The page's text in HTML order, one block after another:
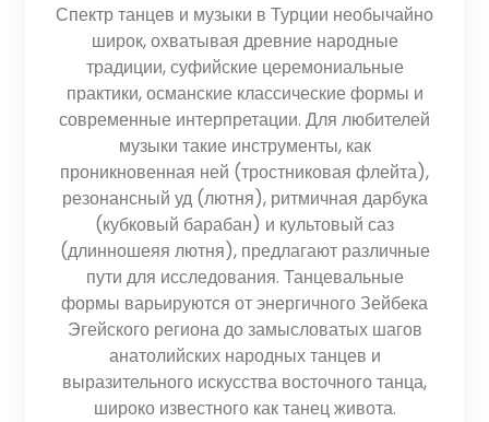
Спектр танцев и музыки в Турции необычайно
широк, охватывая древние народные
традиции, суфийские церемониальные
практики, османские классические формы и
современные интерпретации. Для любителей
музыки такие инструменты, как
проникновенная ней (тростниковая флейта),
резонансный уд (лютня), ритмичная дарбука
(кубковый барабан) и культовый саз
(длинношеяя лютня), предлагают различные
пути для исследования. Танцевальные
формы варьируются от энергичного Зейбека
Эгейского региона до замысловатых шагов
анатолийских народных танцев и
выразительного искусства восточного танца,
широко известного как танец живота.